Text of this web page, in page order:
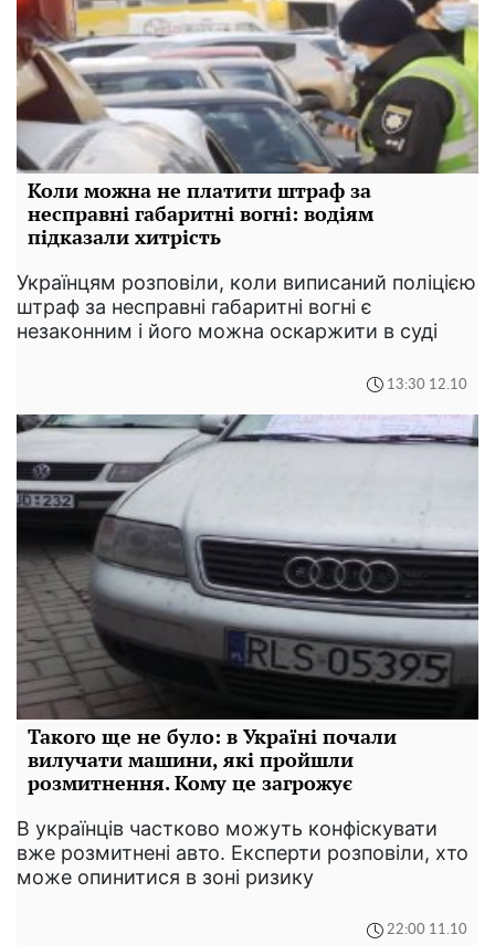
Коли можна не платити штраф за
несправні габаритні вогні: водіям
підказали хитрість
Українцям розповіли, коли виписаний поліцією
штраф за несправні габаритні вогні є
незаконним і його можна оскаржити в суді
13:30 12.10
Такого ще не було: в Україні почали
вилучати машини, які пройшли
розмитнення. Кому це загрожує
В українців частково можуть конфіскувати
вже розмитнені авто. Експерти розповіли, хто
може опинитися в зоні ризику
22:00 11.10